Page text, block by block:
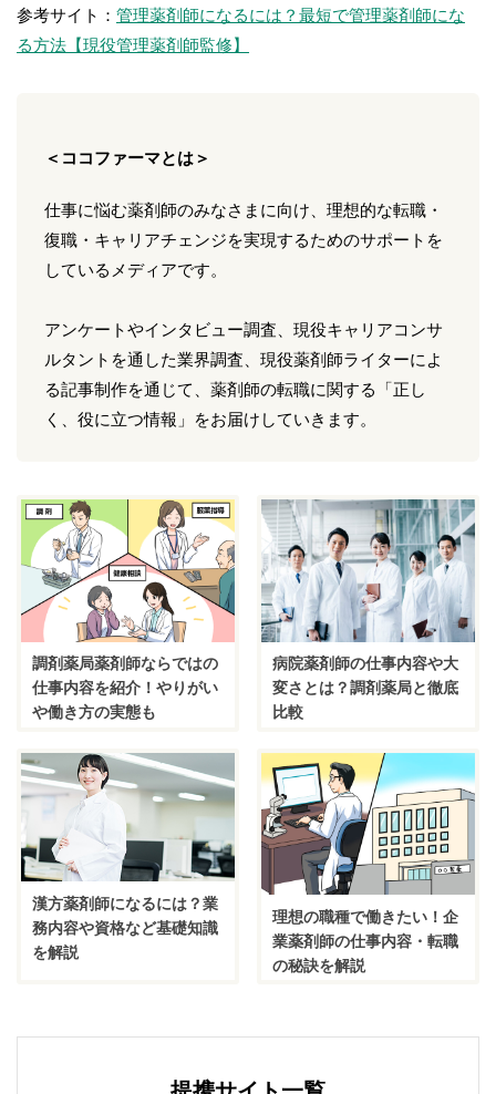
参考サイト： 管理薬剤師になるには？最短で管理薬剤師にな
る方法【現役管理薬剤師監修】
＜ココファーマとは＞
仕事に悩む薬剤師のみなさまに向け、理想的な転職・
復職・キャリアチェンジを実現するためのサポートを
しているメディアです。
アンケートやインタビュー調査、現役キャリアコンサ
ルタントを通した業界調査、現役薬剤師ライターによ
る記事制作を通じて、薬剤師の転職に関する「正し
く、役に立つ情報」をお届けしていきます。
調剤薬局薬剤師ならではの
仕事内容を紹介！やりがい
や働き方の実態も
病院薬剤師の仕事内容や大
変さとは？調剤薬局と徹底
比較
漢方薬剤師になるには？業
務内容や資格など基礎知識
を解説
理想の職種で働きたい！企
業薬剤師の仕事内容・転職
の秘訣を解説